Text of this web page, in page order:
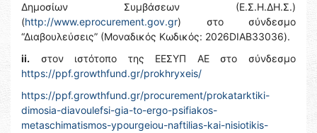
Δημοσίων Συμβάσεων (Ε.Σ.Η.ΔΗ.Σ.)
(http://www.eprocurement.gov.gr) στο σύνδεσμο
“Διαβουλεύσεις” (Μοναδικός Κωδικός: 2026DIAB33036).
ii. στον ιστότοπο της ΕΕΣΥΠ ΑΕ στο σύνδεσμο
https://ppf.growthfund.gr/prokhryxeis/
https://ppf.growthfund.gr/procurement/prokatarktiki-
dimosia-diavoulefsi-gia-to-ergo-psifiakos-
metaschimatismos-ypourgeiou-naftilias-kai-nisiotikis-